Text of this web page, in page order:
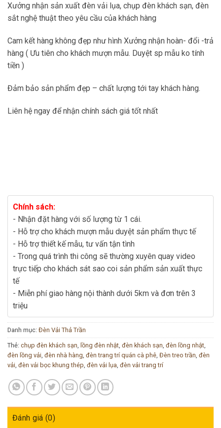
Xưởng nhận sản xuất đèn vải lụa, chụp đèn khách sạn, đèn
sắt nghệ thuật theo yêu cầu của khách hàng
Cam kết hàng không đẹp như hình Xưởng nhận hoàn- đổi -trả
hàng ( Ưu tiên cho khách mượn mẫu. Duyệt sp mẫu ko tính
tiền )
Đảm bảo sản phẩm đẹp – chất lượng tới tay khách hàng.
Liên hệ ngay để nhận chính sách giá tốt nhất
Chính sách:
- Nhận đặt hàng với số lượng từ 1 cái.
- Hỗ trợ cho khách mượn mẫu duyệt sản phẩm thực tế
- Hỗ trợ thiết kế mẫu, tư vấn tận tình
- Trong quá trình thi công sẽ thường xuyên quay video
trực tiếp cho khách sát sao coi sản phẩm sản xuất thực
tế
- Miễn phí giao hàng nội thành dưới 5km và đơn trên 3
triệu
Danh mục: Đèn Vải Thả Trần
Thẻ: chụp đèn khách sạn lồng đèn nhật đèn khách sạn đèn lồng nhật
đèn lồng vải đèn nhà hàng đèn trang trí quán cà phê Đèn treo trần đèn
vải đèn vải bọc khung thép đèn vải lụa đèn vải trang trí
Đánh giá (0)